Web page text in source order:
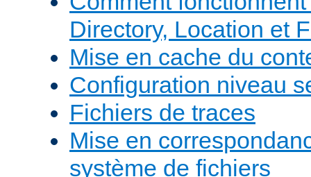
Directory, Location et
Mise en cache du
Configuration niveau
Fichiers de traces
Mise en
système de fichiers